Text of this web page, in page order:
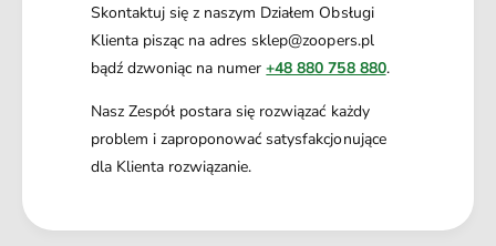
Skontaktuj się z naszym Działem Obsługi
Klienta pisząc na adres sklep@zoopers.pl
bądź dzwoniąc na numer+48 880 758 880.
Nasz Zespół postara się rozwiązać każdy
problem i zaproponować satysfakcjonujące
dla Klienta rozwiązanie.